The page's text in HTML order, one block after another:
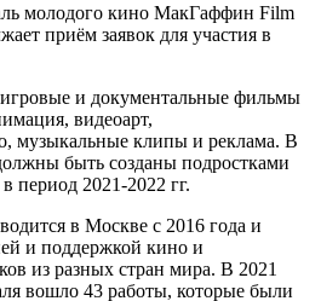
молодого кино МакГаффин Film
приём заявок для участия в
и документальные фильмы
видеоарт,
музыкальные клипы и реклама. В
быть созданы подростками
период 2021-2022 гг.
в Москве с 2016 года и
и поддержкой кино и
из разных стран мира. В 2021
вошло 43 работы, которые были